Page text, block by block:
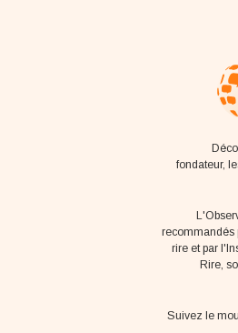
fondateur,
recommandés
rire et par
Rire,
Suivez le